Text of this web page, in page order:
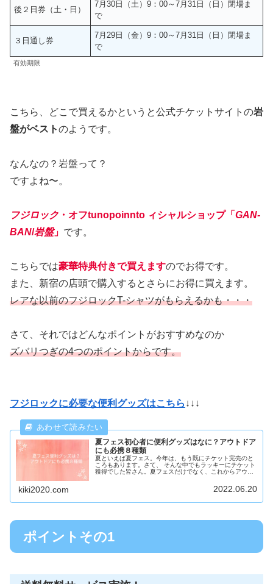
後２日券（土・日）
7月30日（土）9：00～7月31日（日）閉場ま
で
３日通し券
7月29日（金）9：00～7月31日（日）閉場ま
で
有効期限
こちら、どこで買えるかというと公式チケットサイトの岩
盤がベストのようです。
なんなの？岩盤って？
ですよね〜。
フジロック ・オフtunopoinnto ィシャルショップ「 GAN-
BAN/岩盤」 です。
こちらでは豪華特典付きで買えますのでお得です。
また、新宿の店頭で購入するとさらにお得に買えます。
レアな以前のフジロックT-シャツがもらえるかも・・・
さて、それではどんなポイントがおすすめなのか
ズバリつぎの4つのポイントからです。
フジロックに必要な便利グッズはこちら ↓↓↓
夏フェス初心者に便利グッズはなに？アウトドア
にも必携８種類
夏といえば夏フェス。今年は、もう既にチケット完売のと
ころもあります。さて、 そんな中でもラッキーにチケット
獲得でした皆さん。夏フェスだけでなく、これからアウト
kiki2020.com 2022.06.20
ポイントその1